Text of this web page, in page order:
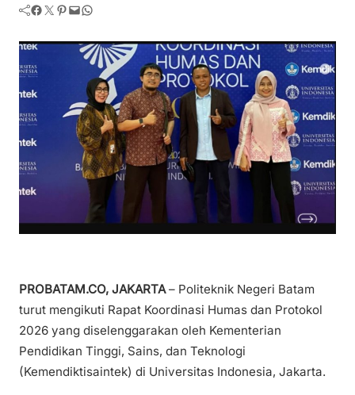
Facebook Twitter Pinterest Mail WhatsApp
PROBATAM.CO, JAKARTA– Politeknik Negeri Batam
turut mengikuti Rapat Koordinasi Humas dan Protokol
2026 yang diselenggarakan oleh Kementerian
Pendidikan Tinggi, Sains, dan Teknologi
(Kemendiktisaintek) di Universitas Indonesia, Jakarta.